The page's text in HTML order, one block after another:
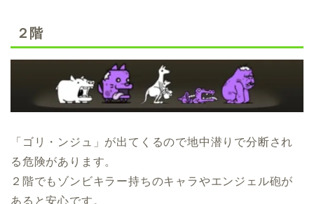
２階
「ゴリ・ンジュ」が出てくるので地中潜りで分断され
る危険があります。
２階でもゾンビキラー持ちのキャラやエンジェル砲が
あると安心です。